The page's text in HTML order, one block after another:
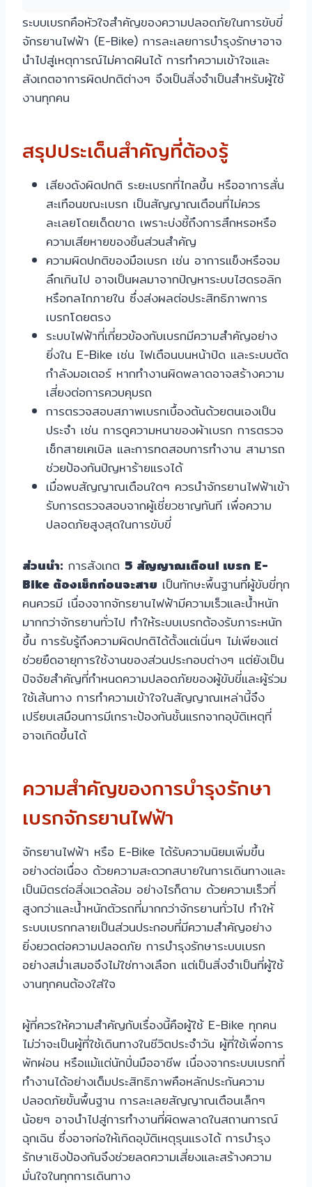
ระบบเบรกคือหัวใจสำคัญของความปลอดภัยในการขับขี่
จักรยานไฟฟ้า (E-Bike) การละเลยการบำรุงรักษาอาจ
นำไปสู่เหตุการณ์ไม่คาดฝันได้ การทำความเข้าใจและ
สังเกตอาการผิดปกติต่างๆ จึงเป็นสิ่งจำเป็นสำหรับผู้ใช้
งานทุกคน
สรุปประเด็นสำคัญที่ต้องรู้
เสียงดังผิดปกติ ระยะเบรกที่ไกลขึ้น หรืออาการสั่น
สะเทือนขณะเบรก เป็นสัญญาณเตือนที่ไม่ควร
ละเลยโดยเด็ดขาด เพราะบ่งชี้ถึงการสึกหรอหรือ
ความเสียหายของชิ้นส่วนสำคัญ
ความผิดปกติของมือเบรก เช่น อาการแข็งหรือจม
ลึกเกินไป อาจเป็นผลมาจากปัญหาระบบไฮดรอลิก
หรือกลไกภายใน ซึ่งส่งผลต่อประสิทธิภาพการ
เบรกโดยตรง
ระบบไฟฟ้าที่เกี่ยวข้องกับเบรกมีความสำคัญอย่าง
ยิ่งใน E-Bike เช่น ไฟเตือนบนหน้าปัด และระบบตัด
กำลังมอเตอร์ หากทำงานผิดพลาดอาจสร้างความ
เสี่ยงต่อการควบคุมรถ
การตรวจสอบสภาพเบรกเบื้องต้นด้วยตนเองเป็น
ประจำ เช่น การดูความหนาของผ้าเบรก การตรวจ
เช็กสายเคเบิล และการทดสอบการทำงาน สามารถ
ช่วยป้องกันปัญหาร้ายแรงได้
เมื่อพบสัญญาณเตือนใดๆ ควรนำจักรยานไฟฟ้าเข้า
รับการตรวจสอบจากผู้เชี่ยวชาญทันที เพื่อความ
ปลอดภัยสูงสุดในการขับขี่
ส่วนนำ: การสังเกต 5 สัญญาณเตือน! เบรก E-
Bike ต้องเช็กก่อนจะสาย เป็นทักษะพื้นฐานที่ผู้ขับขี่ทุก
คนควรมี เนื่องจากจักรยานไฟฟ้ามีความเร็วและน้ำหนัก
มากกว่าจักรยานทั่วไป ทำให้ระบบเบรกต้องรับภาระหนัก
ขึ้น การรับรู้ถึงความผิดปกติได้ตั้งแต่เนิ่นๆ ไม่เพียงแต่
ช่วยยืดอายุการใช้งานของส่วนประกอบต่างๆ แต่ยังเป็น
ปัจจัยสำคัญที่กำหนดความปลอดภัยของผู้ขับขี่และผู้ร่วม
ใช้เส้นทาง การทำความเข้าใจในสัญญาณเหล่านี้จึง
เปรียบเสมือนการมีเกราะป้องกันชั้นแรกจากอุบัติเหตุที่
อาจเกิดขึ้นได้
ความสำคัญของการบำรุงรักษา
เบรกจักรยานไฟฟ้า
จักรยานไฟฟ้า หรือ E-Bike ได้รับความนิยมเพิ่มขึ้น
อย่างต่อเนื่อง ด้วยความสะดวกสบายในการเดินทางและ
เป็นมิตรต่อสิ่งแวดล้อม อย่างไรก็ตาม ด้วยความเร็วที่
สูงกว่าและน้ำหนักตัวรถที่มากกว่าจักรยานทั่วไป ทำให้
ระบบเบรกกลายเป็นส่วนประกอบที่มีความสำคัญอย่าง
ยิ่งยวดต่อความปลอดภัย การบำรุงรักษาระบบเบรก
อย่างสม่ำเสมอจึงไม่ใช่ทางเลือก แต่เป็นสิ่งจำเป็นที่ผู้ใช้
งานทุกคนต้องใส่ใจ
ผู้ที่ควรให้ความสำคัญกับเรื่องนี้คือผู้ใช้ E-Bike ทุกคน
ไม่ว่าจะเป็นผู้ที่ใช้เดินทางในชีวิตประจำวัน ผู้ที่ใช้เพื่อการ
พักผ่อน หรือแม้แต่นักปั่นมืออาชีพ เนื่องจากระบบเบรกที่
ทำงานได้อย่างเต็มประสิทธิภาพคือหลักประกันความ
ปลอดภัยขั้นพื้นฐาน การละเลยสัญญาณเตือนเล็กๆ
น้อยๆ อาจนำไปสู่การทำงานที่ผิดพลาดในสถานการณ์
ฉุกเฉิน ซึ่งอาจก่อให้เกิดอุบัติเหตุรุนแรงได้ การบำรุง
รักษาเชิงป้องกันจึงช่วยลดความเสี่ยงและสร้างความ
มั่นใจในทุกการเดินทาง